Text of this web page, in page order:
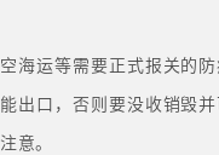
空海运等需要正式报关的
能出口，否则要没收销毁
注意。